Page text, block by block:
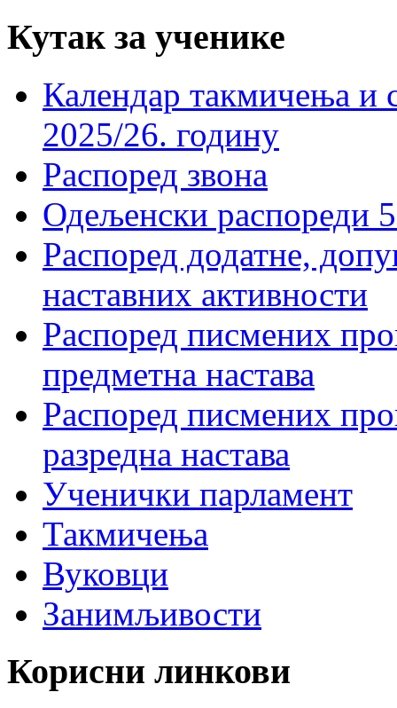
Кутак за ученике
Календар такмичења
2025/26. годину
Распоред звона
Одељенски распореди
Распоред додатне,
наставних активности
Распоред писмених
предметна настава
Распоред писмених
разредна настава
Ученички парламент
Такмичења
Вуковци
Занимљивости
Корисни линкови